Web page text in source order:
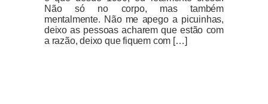
Não só no corpo, mas também
mentalmente. Não me apego a picuinhas,
deixo as pessoas acharem que estão com
a razão, deixo que fiquem com […]